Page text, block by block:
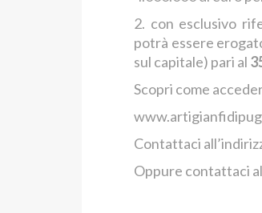
2. con esclusivo
potrà essere
sul capitale) pari al
Scopri come
Contattaci
Oppure contattaci